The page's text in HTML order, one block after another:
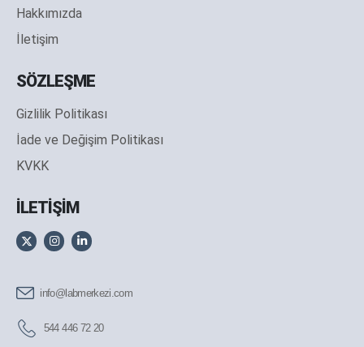
Hakkımızda
İletişim
SÖZLEŞME
Gizlilik Politikası
İade ve Değişim Politikası
KVKK
İLETİŞİM
info@labmerkezi.com
544 446 72 20